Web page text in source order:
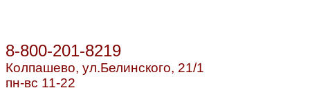
8-800-201-8219
Колпашево, ул.Белинского, 21/1
пн-вс 11-22